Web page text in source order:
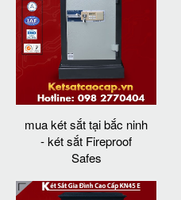
mua két sắt tại bắc ninh
- két sắt Fireproof
Safes